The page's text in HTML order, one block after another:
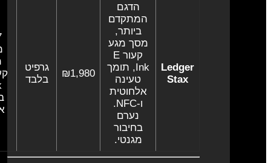
Ledger
Stax
הדגם
המתקדם
ביותר,
מסך מגע
קעור E
Ink, תומך
טעינה
אלחוטית
ו-NFC.
נערם
בחיבור
מגנטי.
₪1,980
גרפיט
בלבד